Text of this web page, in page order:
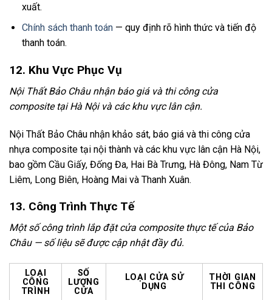
xuất.
Chính sách thanh toán— quy định rõ hình thức và tiến độ
thanh toán.
12. Khu Vực Phục Vụ
Nội Thất Bảo Châu nhận báo giá và thi công cửa
composite tại Hà Nội và các khu vực lân cận.
Nội Thất Bảo Châu nhận khảo sát, báo giá và thi công cửa
nhựa composite tại nội thành và các khu vực lân cận Hà Nội,
bao gồm Cầu Giấy, Đống Đa, Hai Bà Trưng, Hà Đông, Nam Từ
Liêm, Long Biên, Hoàng Mai và Thanh Xuân.
13. Công Trình Thực Tế
Một số công trình lắp đặt cửa composite thực tế của Bảo
Châu — số liệu sẽ được cập nhật đầy đủ.
LOẠI
CÔNG
TRÌNH
SỐ
LƯỢNG
CỬA
LOẠI CỬA SỬ
DỤNG
THỜI GIAN
THI CÔNG